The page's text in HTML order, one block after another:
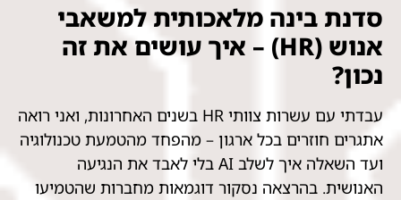
סדנת בינה מלאכותית למשאבי
אנוש (HR) – איך עושים את זה
נכון?
עבדתי עם עשרות צוותי HR בשנים האחרונות, ואני רואה
אתגרים חוזרים בכל ארגון – מהפחד מהטמעת טכנולוגיה
ועד השאלה איך לשלב AI בלי לאבד את הנגיעה
האנושית. בהרצאה נסקור דוגמאות מחברות שהטמיעו